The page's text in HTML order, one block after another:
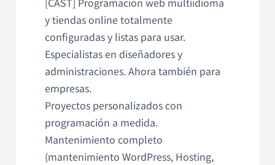
y tiendas online totalmente
configuradas y listas para usar.
Especialistas en diseñadores y
administraciones. Ahora también para
empresas.
Proyectos personalizados con
programación a medida.
Mantenimiento completo
(mantenimiento WordPress, Hosting,